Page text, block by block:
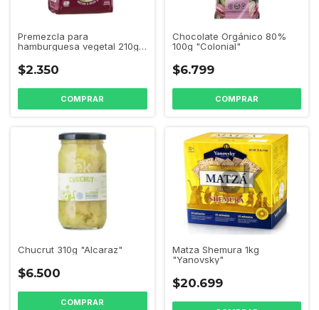
Premezcla para
hamburguesa vegetal 210g
$2.350
Chocolate Orgánico 80%
100g "Colonial"
$6.799
Chucrut 310g "Alcaraz"
$6.500
Matza Shemura 1kg
"Yanovsky"
$20.699